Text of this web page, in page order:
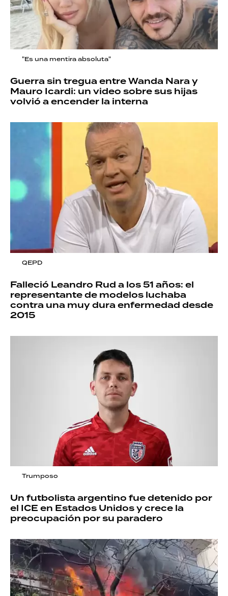
"Es una mentira absoluta"
Guerra sin tregua entre Wanda Nara y
Mauro Icardi: un video sobre sus hijas
volvió a encender la interna
QEPD
Falleció Leandro Rud a los 51 años: el
representante de modelos luchaba
contra una muy dura enfermedad desde
2015
Trumposo
Un futbolista argentino fue detenido por
el ICE en Estados Unidos y crece la
preocupación por su paradero